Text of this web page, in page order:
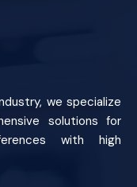
we specialize
solutions for
with high